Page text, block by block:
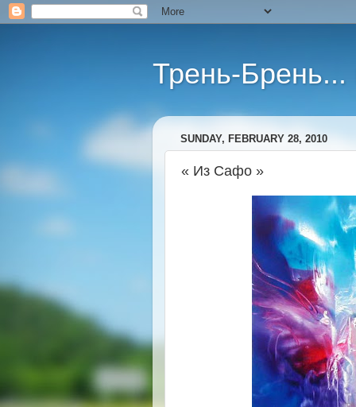
Трень-Брень...
SUNDAY, FEBRUARY 28, 2010
« Из Сафо »